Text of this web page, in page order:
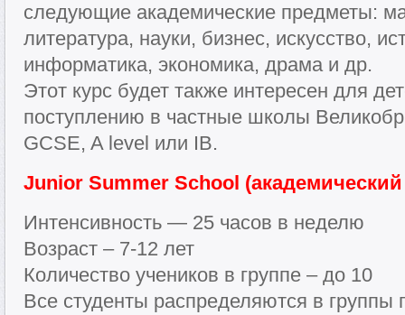
следующие академические предметы:
литература, науки, бизнес, искусство,
информатика, экономика, драма и др.
Этот курс будет также интересен для
поступлению в частные школы
GCSE, A level или IB.
Junior Summer School
Интенсивность — 25 часов в неделю
Возраст – 7-12 лет
Количество учеников в группе – до 10
Все студенты распределяются в группы